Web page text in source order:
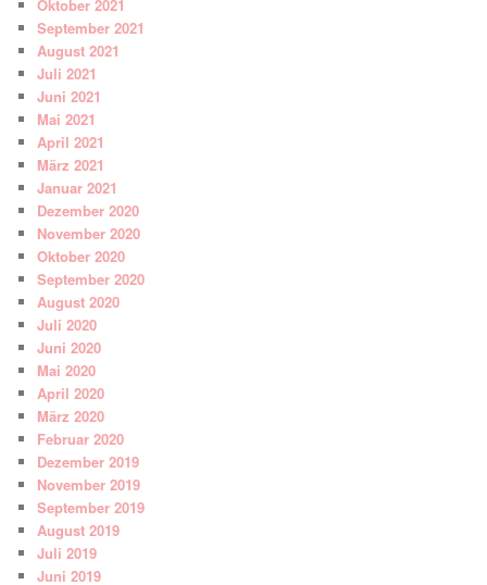
Oktober 2021
September 2021
August 2021
Juli 2021
Juni 2021
Mai 2021
April 2021
März 2021
Januar 2021
Dezember 2020
November 2020
Oktober 2020
September 2020
August 2020
Juli 2020
Juni 2020
Mai 2020
April 2020
März 2020
Februar 2020
Dezember 2019
November 2019
September 2019
August 2019
Juli 2019
Juni 2019